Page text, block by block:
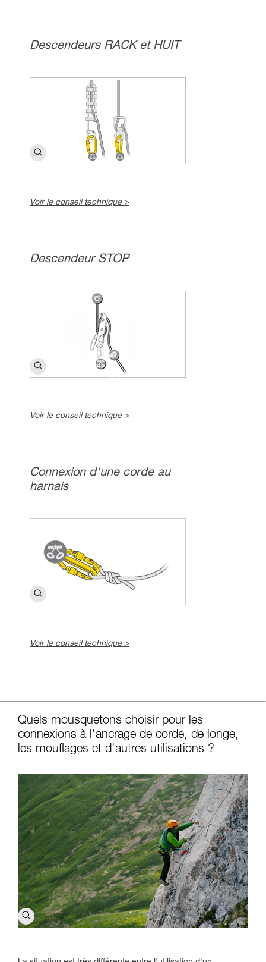
Descendeurs RACK et HUIT
Voir le conseil technique >
Descendeur STOP
Voir le conseil technique >
Connexion d'une corde au
harnais
Voir le conseil technique >
Quels mousquetons choisir pour les
connexions à l'ancrage de corde, de longe,
les mouflages et d'autres utilisations ?